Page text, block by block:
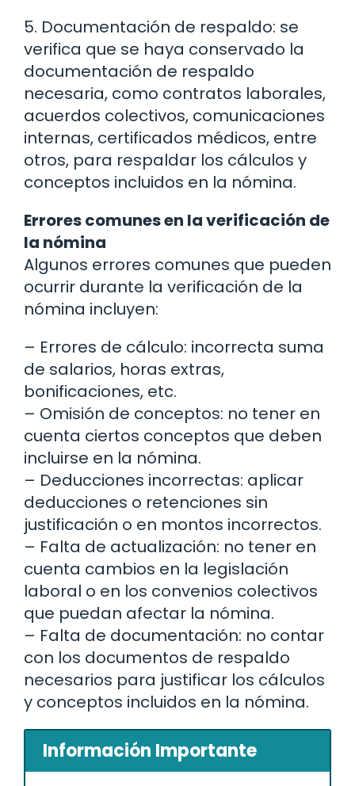
5. Documentación de respaldo: se
verifica que se haya conservado la
documentación de respaldo
necesaria, como contratos laborales,
acuerdos colectivos, comunicaciones
internas, certificados médicos, entre
otros, para respaldar los cálculos y
conceptos incluidos en la nómina.
Errores comunes en la verificación de
la nómina
Algunos errores comunes que pueden
ocurrir durante la verificación de la
nómina incluyen:
– Errores de cálculo: incorrecta suma
de salarios, horas extras,
bonificaciones, etc.
– Omisión de conceptos: no tener en
cuenta ciertos conceptos que deben
incluirse en la nómina.
– Deducciones incorrectas: aplicar
deducciones o retenciones sin
justificación o en montos incorrectos.
– Falta de actualización: no tener en
cuenta cambios en la legislación
laboral o en los convenios colectivos
que puedan afectar la nómina.
– Falta de documentación: no contar
con los documentos de respaldo
necesarios para justificar los cálculos
y conceptos incluidos en la nómina.
Información Importante